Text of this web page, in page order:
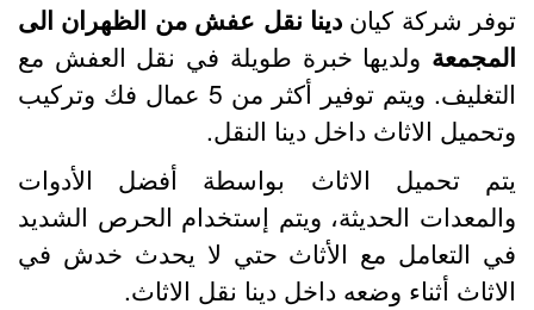
شركة كياندينا نقل عفش من الظهران الى
ولديها خبرة طويلة في نقل العفش مع
التغليف. ويتم توفير أكثر من 5 عمال فك وتركيب
الاثاث داخل دينا النقل.
تحميل الاثاث بواسطة أفضل الأدوات
الحديثة، ويتم إستخدام الحرص الشديد
التعامل مع الأثاث حتي لا يحدث خدش في
أثناء وضعه داخل دينا نقل الاثاث.